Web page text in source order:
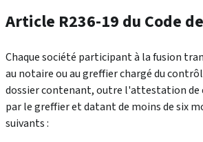
Article R236-19 du Code
Chaque société participant à la fusion
au notaire ou au greffier chargé du
dossier contenant, outre l'attestation de
par le greffier et datant de moins de six
suivants :